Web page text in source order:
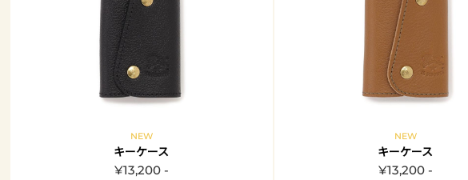
NEW
キーケース
¥13,200 -
NEW
キーケース
¥13,200 -